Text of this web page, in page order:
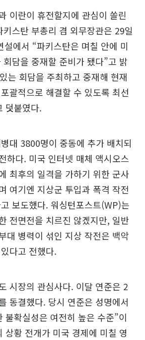
이란이 휴전할지에 관심이 쏠린
스탄 부총리 겸 외무장관은 29일
설에서 “파키스탄은 며칠 안에 미
담을 중재할 준비가 됐다”고 밝
는 회담을 주최하고 중재해 현재
괄적으로 해결할 수 있도록 최선
덧붙였다.
대 3800명이 중동에 추가 배치되
하다. 미국 인터넷 매체 액시오스
최후의 일격을 가하기 위한 군사
여기엔 지상군 투입과 폭격 작전
보도했다. 워싱턴포스트(WP)는
전면전을 치르진 않겠지만, 일반
대 병력이 섞인 지상 작전은 백악
다고 전했다.
시장의 관심사다. 이달 연준은 2
동결했다. 당시 연준은 성명에서
불확실성은 여전히 높은 수준”이
상황 전개가 미국 경제에 미칠 영